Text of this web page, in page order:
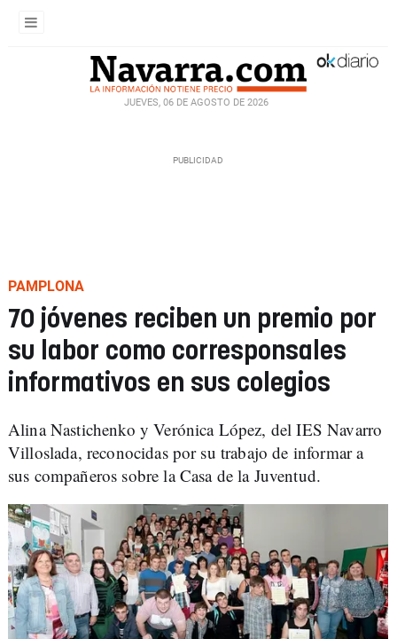
JUEVES, 06 DE AGOSTO DE 2026
PAMPLONA
70 jóvenes reciben un premio por
su labor como corresponsales
informativos en sus colegios
Alina Nastichenko y Verónica López, del IES Navarro
Villoslada, reconocidas por su trabajo de informar a
sus compañeros sobre la Casa de la Juventud.